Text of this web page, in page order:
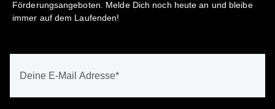
Förderungsangeboten. Melde Dich noch heute an und bleibe
immer auf dem Laufenden!